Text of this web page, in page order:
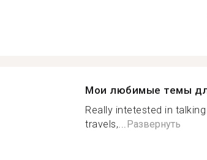
Мои любимые темы
Really intetested in
travels,...Развернуть